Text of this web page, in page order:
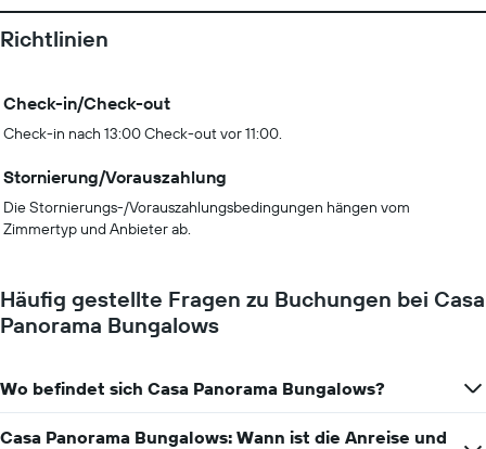
Richtlinien
Check-in/Check-out
Check-in nach 13:00 Check-out vor 11:00.
Stornierung/Vorauszahlung
Die Stornierungs-/Vorauszahlungsbedingungen hängen vom
Zimmertyp und Anbieter ab.
Häufig gestellte Fragen zu Buchungen bei Casa
Panorama Bungalows
Wo befindet sich Casa Panorama Bungalows?
Casa Panorama Bungalows: Wann ist die Anreise und